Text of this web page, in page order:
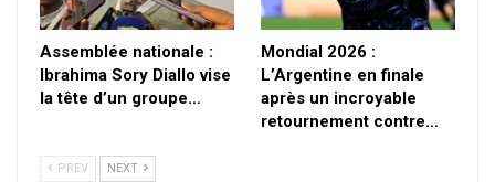
Assemblée nationale :
Ibrahima Sory Diallo vise
la tête d’un groupe…
Mondial 2026 :
L’Argentine en finale
après un incroyable
retournement contre…
PREV NEXT